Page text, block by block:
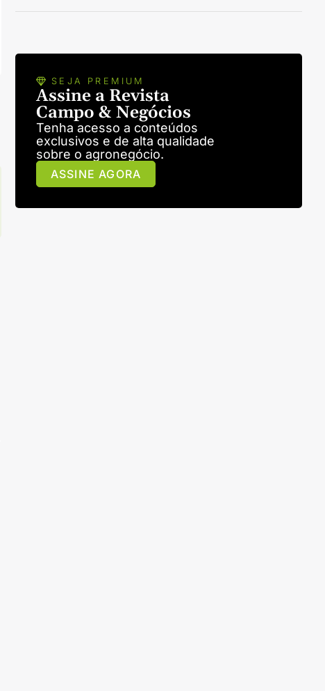
SEJA PREMIUM
Assine a Revista
Campo & Negócios
Tenha acesso a conteúdos
exclusivos e de alta qualidade
sobre o agronegócio.
ASSINE AGORA